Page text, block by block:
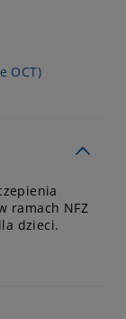
OCT)
ramach NFZ
dzieci.